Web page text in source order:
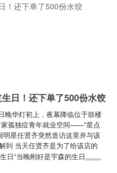
日！还下单了500份水饺
晚华灯初上，夜幕降临位于鼓楼
家孤独症青年就业空间——"星点
星任贤齐突然造访这里并与该
到 当天任贤齐是为了给该店的
日“当晚刚好是宇森的生日……